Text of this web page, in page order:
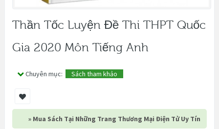
Thần Tốc Luyện Đề Thi THPT Quốc
Gia 2020 Môn Tiếng Anh
Chuyên mục: Sách tham khảo
» Mua Sách Tại Những Trang Thương Mại Điện Tử Uy Tín